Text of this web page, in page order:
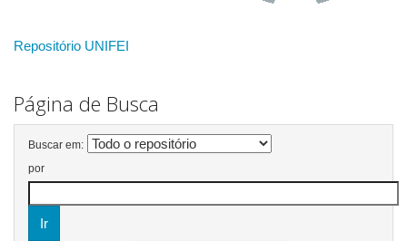
Repositório UNIFEI
Página de Busca
Buscar em:
por